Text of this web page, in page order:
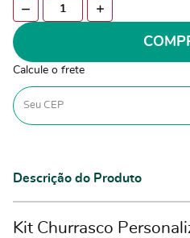
Calcule o frete
Descrição do Produto
Kit Churrasco